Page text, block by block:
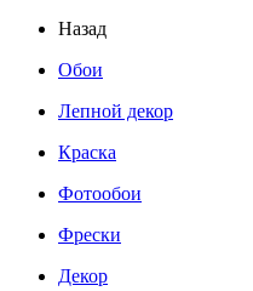
Назад
Обои
Лепной декор
Краска
Фотообои
Фрески
Декор